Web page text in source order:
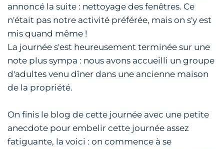
annoncé la suite : nettoyage des fenêtres. Ce
n'était pas notre activité préférée, mais on s'y est
mis quand même !
La journée s'est heureusement terminée sur une
note plus sympa : nous avons accueilli un groupe
d'adultes venu dîner dans une ancienne maison
de la propriété.
On finis le blog de cette journée avec une petite
anecdote pour embelir cette journée assez
fatiguante, la voici : on commence à se